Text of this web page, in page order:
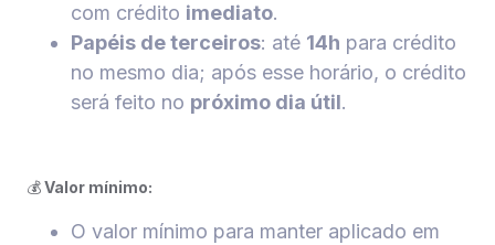
com crédito imediato.
Papéis de terceiros: até 14h para crédito
no mesmo dia; após esse horário, o crédito
será feito no próximo dia útil.
💰Valor mínimo:
O valor mínimo para manter aplicado em